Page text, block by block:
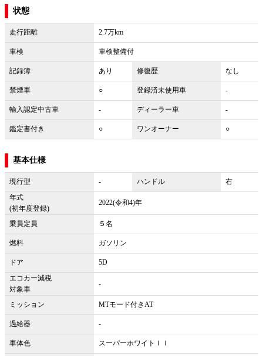
状態
走行距離 2.7万km
車検 車検整備付
記録簿 あり 修復歴 なし
禁煙車 ○ 登録済未使用車 -
輸入認定中古車 - ディーラー車 -
鑑定書付き ○ ワンオーナー ○
基本仕様
現行型 - ハンドル
右
年式
(初年度登録)
2022(令和4)年
乗員定員 ５名
燃料 ガソリン
ドア
5D
エコカー減税
対象車
-
ミッション MTモード付きAT
過給器 -
車体色 スーパーホワイトＩＩ